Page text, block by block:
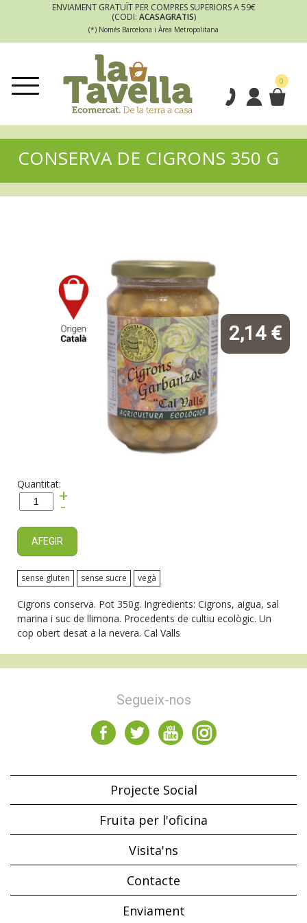
ENVIAMENT GRATUÏT PER COMPRES SUPERIORS A 59€
(CODI: ACASAGRATIS)
(*) Només Barcelona i Àrea Metropolitana
0
CONSERVA DE CIGRONS 350 G
2,14 €
Quantitat:
+
-
AFEGIR
sense gluten sense sucre vegà
Cigrons conserva. Pot 350g. Ingredients: Cigrons, aigua, sal
marina i suc de llimona. Procedents de cultiu ecològic. Un
cop obert desat a la nevera. Cal Valls
Segueix-nos
Projecte Social
Fruita per l'oficina
Visita'ns
Contacte
Enviament